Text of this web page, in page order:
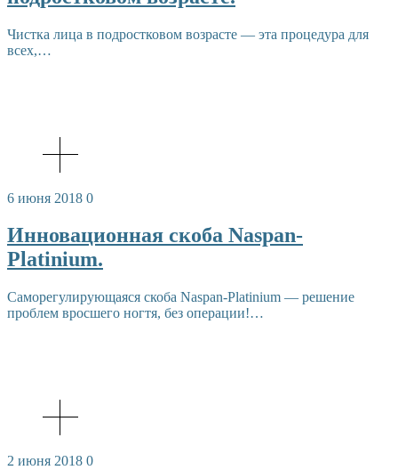
Чистка лица в подростковом возрасте — эта процедура для
всех,…
6 июня 2018 0
Инновационная скоба Naspan-
Platinium.
Саморегулирующаяся скоба Naspan-Platinium — решение
проблем вросшего ногтя, без операции!…
2 июня 2018 0